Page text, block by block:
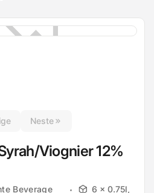
Neste
Viognier 12%
Beverage
6 x 0.75l,